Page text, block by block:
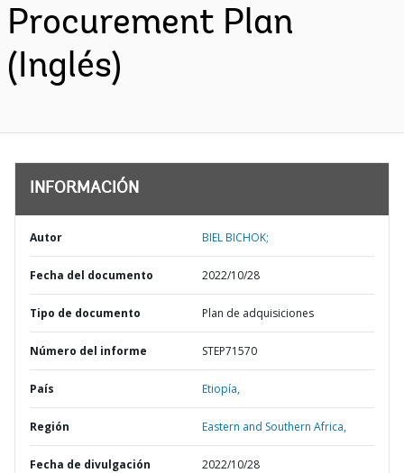
Procurement Plan
(Inglés)
INFORMACIÓN
Autor BIEL BICHOK;
Fecha del documento 2022/10/28
Tipo de documento Plan de adquisiciones
Número del informe STEP71570
País Etiopía,
Región Eastern and Southern Africa,
Fecha de divulgación 2022/10/28